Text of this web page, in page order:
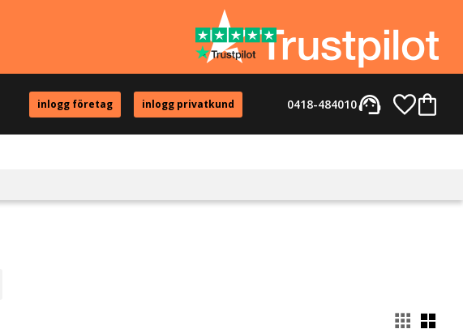
inlogg företag inlogg privatkund support_agent
0418-484010